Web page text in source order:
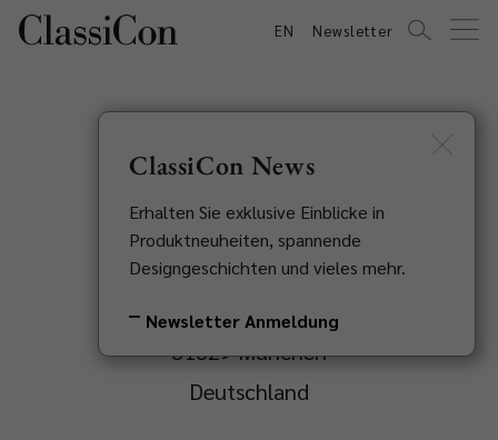
EN Newsletter
Impressum
ClassiCon GmbH
Sigmund-Riefler-Bogen 3
81829 München
Deutschland
ClassiCon News
Erhalten Sie exklusive Einblicke in
Produktneuheiten, spannende
Designgeschichten und vieles mehr.
Newsletter Anmeldung